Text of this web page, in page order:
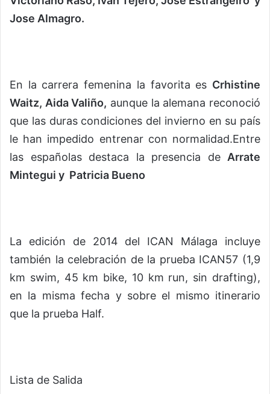
Jose Almagro.
En la carrera femenina la favorita es Crhistine
Waitz, Aida Valiño, aunque la alemana reconoció
que las duras condiciones del invierno en su país
le han impedido entrenar con normalidad.Entre
las españolas destaca la presencia de Arrate
Mintegui y Patricia Bueno
La edición de 2014 del ICAN Málaga incluye
también la celebración de la prueba ICAN57 (1,9
km swim, 45 km bike, 10 km run, sin drafting),
en la misma fecha y sobre el mismo itinerario
que la prueba Half.
Lista de Salida